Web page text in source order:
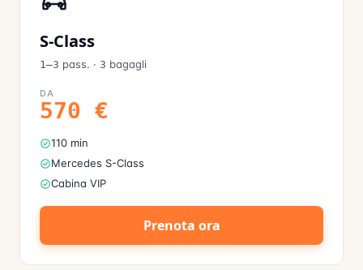
S-Class
1–3 pass. · 3 bagagli
DA
570 €
110 min
Mercedes S-Class
Cabina VIP
Prenota ora